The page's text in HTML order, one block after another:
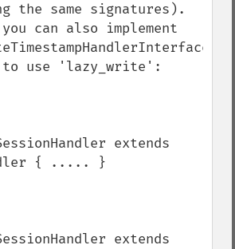
the same signatures).
can also implement
use 'lazy_write':
extends
{ ..... }
extends